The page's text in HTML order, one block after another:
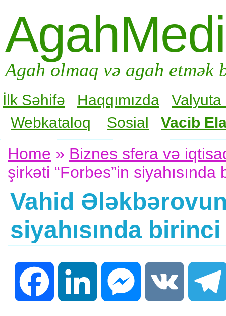
Agah olmaq və agah
İlk Səhifə Haqqımızda
Valyuta
Webkataloq
Sosial Vacib
Home » Biznes sfera və
şirkəti “Forbes”in siyahısında
Vahid
siyahısında
Facebook LinkedIn Messenger VK